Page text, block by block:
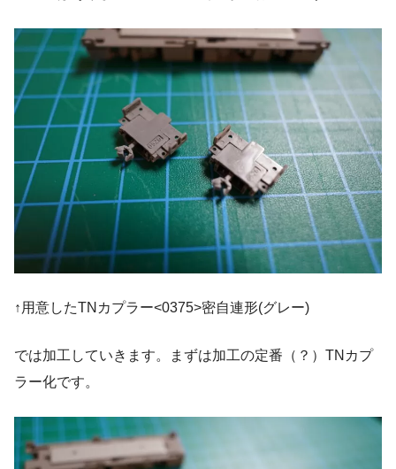
↑用意したTNカプラー<0375>密自連形(グレー)
では加工していきます。まずは加工の定番（？）TNカプ
ラー化です。